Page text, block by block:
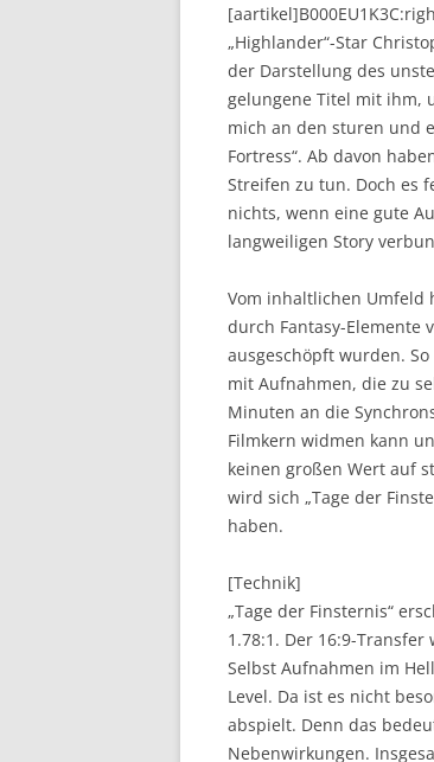
„Highlander“-Star
der Darstellung des
gelungene Titel mit ihm,
mich an den sturen und
Fortress“. Ab davon
Streifen zu tun. Doch es
nichts, wenn eine gute
langweiligen Story
Vom inhaltlichen Umfeld
durch Fantasy-Elemente
ausgeschöpft wurden.
mit Aufnahmen, die zu
Minuten an die
Filmkern widmen kann
keinen großen Wert auf
wird sich „Tage der
haben.
[Technik]
„Tage der Finsternis“
1.78:1. Der 16:9-
Selbst Aufnahmen im
Level. Da ist es nicht
abspielt. Denn das
Nebenwirkungen.